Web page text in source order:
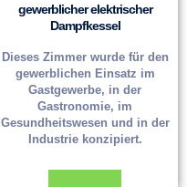
gewerblicher elektrischer
Dampfkessel
Dieses Zimmer wurde für den
gewerblichen Einsatz im
Gastgewerbe, in der
Gastronomie, im
Gesundheitswesen und in der
Industrie konzipiert.